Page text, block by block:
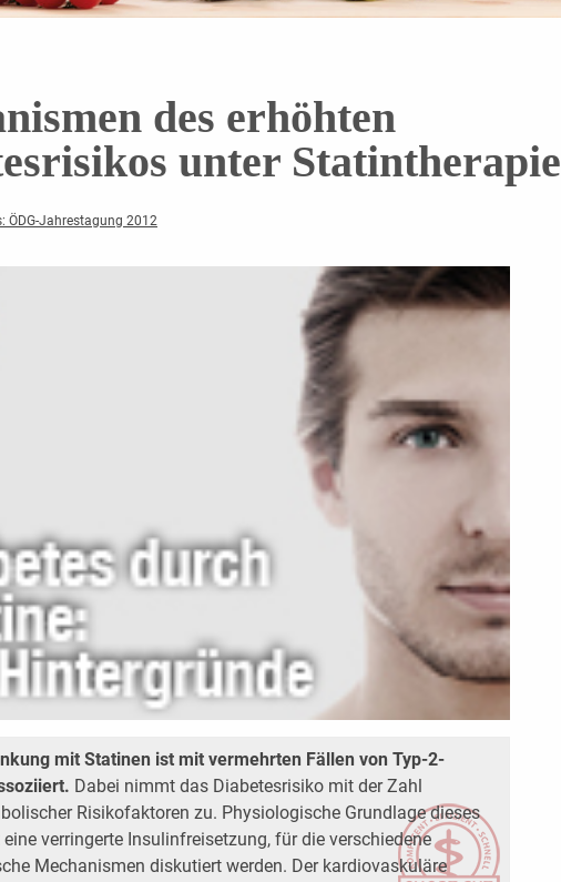
des erhöhten
unter Statintherapie
ÖDG-Jahrestagung 2012
mit Statinen ist mit vermehrten Fällen von Typ-2-
Dabei nimmt das Diabetesrisiko mit der Zahl
Risikofaktoren zu. Physiologische Grundlage dieses
verringerte Insulinfreisetzung, für die verschiedene
Mechanismen diskutiert werden. Der kardiovaskuläre